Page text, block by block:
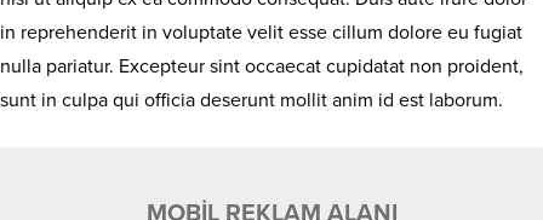
in reprehenderit in voluptate velit esse cillum dolore eu fugiat
nulla pariatur. Excepteur sint occaecat cupidatat non proident,
sunt in culpa qui officia deserunt mollit anim id est laborum.